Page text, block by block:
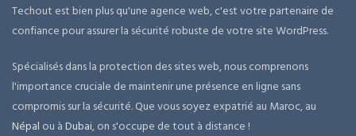
Techout est bien plus qu'une agence web, c'est votre partenaire de
confiance pour assurer la sécurité robuste de votre site WordPress.
Spécialisés dans la protection des sites web, nous comprenons
l'importance cruciale de maintenir une présence en ligne sans
compromis sur la sécurité. Que vous soyez expatrié au Maroc, au
Népal ou àDubai, on s'occupe de tout à distance !